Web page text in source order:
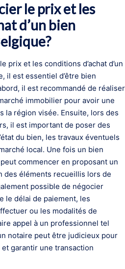
le prix et les
d’un bien
prix et les conditions d’achat d’un
il est essentiel d’être bien
il est recommandé de réaliser
immobilier pour avoir une
la région visée. Ensuite, lors des
il est important de poser des
du bien, les travaux éventuels
local. Une fois un bien
commencer en proposant un
des éléments recueillis lors de
possible de négocier
le délai de paiement, les
ou les modalités de
appel à un professionnel tel
notaire peut être judicieux pour
garantir une transaction